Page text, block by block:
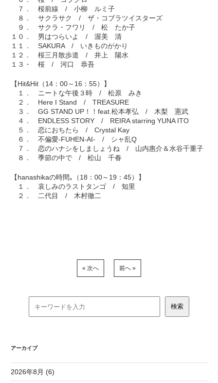
７． 桜前線 / 小柳 ルミ子
８． サクラサク / ザ・コブラツイスターズ
９． サクラ・フワリ / 松 たか子
１０． 男はつらいよ / 渥美 清
１１． SAKURA / いきものがかり
１２． 桜三月散歩道 / 井上 陽水
１３・ 桜 / 河口 恭吾
【Hit&Hit（14：00～16：55）】
１． ニートな午後３時 / 松原 みき
２． Here I Stand / TREASURE
３． GG STAND UP！！feat.松本孝弘 / 木梨 憲武
４． ENDLESS STORY / REIRA starring YUNA ITO
５． 恋におちたら / Crystal Kay
６． 不偏愛-FUHEN-AI- / シャ乱Q
７． 恋のハナシをしましょうね / 山内惠介＆水谷千重子
８． 季節の中で / 松山 千春
【hanashikaの時間｡（18：00～19：45）】
１． 哀しみのラストタンゴ / 知里
２． 二代目 / 木村徹二
« 次へ 前へ »
アーカイブ
2026年8月 (6)